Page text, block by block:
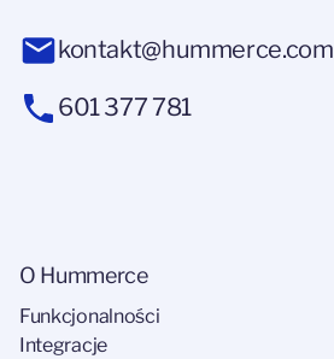
kontakt@hummerce.com
601 377 781
O Hummerce
Funkcjonalności
Integracje